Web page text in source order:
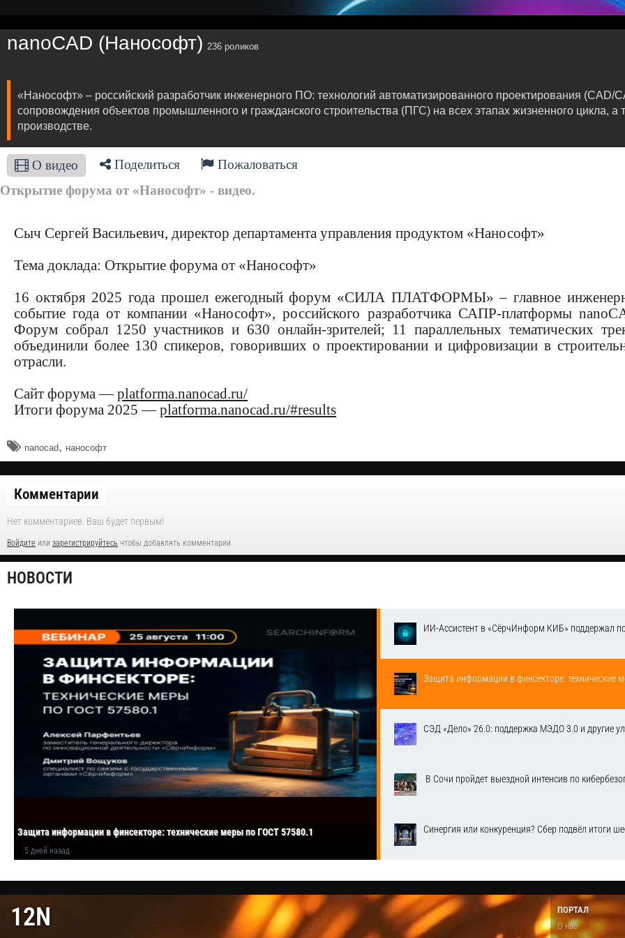
nanoCAD (Нанософт) 236 роликов
«Нанософт» – российский разработчик инженерного ПО: технологий автоматизированного проектирования
сопровождения объектов промышленного и гражданского строительства (ПГС) на всех этапах жизненного цикла,
производстве.
О видео Поделиться
Пожаловаться
Открытие форума от «Нанософт» - видео.
Сыч Сергей Васильевич, директор департамента управления продуктом «Нанософт»
Тема доклада: Открытие форума от «Нанософт»
16 октября 2025 года прошел ежегодный форум «СИЛА ПЛАТФОРМЫ» – главное
событие года от компании «Нанософт», российского разработчика САПР-платформы
Форум собрал 1250 участников и 630 онлайн-зрителей; 11 параллельных тематических
объединили более 130 спикеров, говоривших о проектировании и цифровизации в
отрасли.
Сайт форума —platforma.nanocad.ru/
Итоги форума 2025 —platforma.nanocad.ru/#results
nanocad, нанософт
Комментарии
Нет комментариев. Ваш будет первым!
Войдите или зарегистрируйтесь чтобы добавлять комментарии
НОВОСТИ
Защита информации в финсекторе: технические меры по ГОСТ 57580.1
5 дней назад
ИИ-Ассистент в «СёрчИнформ КИБ» поддержал
Защита информации в финсекторе: технические
СЭД «Дело» 26.0: поддержка МЭДО 3.0 и другие
В Сочи пройдет выездной интенсив по
Синергия или конкуренция? Сбер подвёл итоги
12N
ПОРТАЛ
О нас